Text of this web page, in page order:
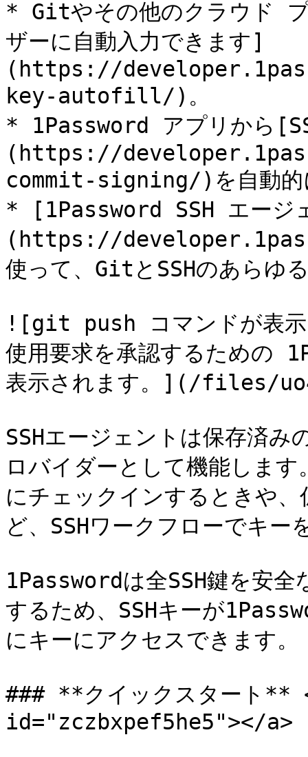
* Gitやその他のクラウド
ザーに自動入力できます]
(https://
key-autofill/)。
* 1Password アプリから
(https://
commit-signing/)を自動的
* [1Password SSH エージ
(https://
使って、GitとSSHのあらゆ
![git push コマンドが表示
使用要求を承認するための
表示されます。](/files/
SSHエージェントは保存済み
ロバイダーとして機能しま
にチェックインするときや
ど、SSHワークフローでキー
1Passwordは全SSH鍵を安
するため、SSHキーが
にキーにアクセスできます。
### **クイックスタート
id="zczbxpef5he5"></a>